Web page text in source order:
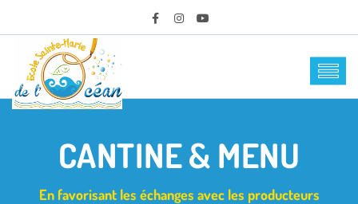
CANTINE & MENU
En favorisant les échanges avec les producteurs